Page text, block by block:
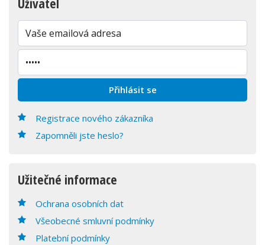
Registrace nového zákazníka
Zapomněli jste heslo?
Užitečné informace
Ochrana osobních dat
Všeobecné smluvní podmínky
Platební podmínky